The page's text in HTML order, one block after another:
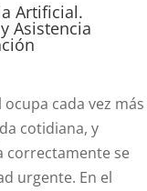
Artificial.
Asistencia
cada vez más
cotidiana, y
correctamente se
urgente. En el